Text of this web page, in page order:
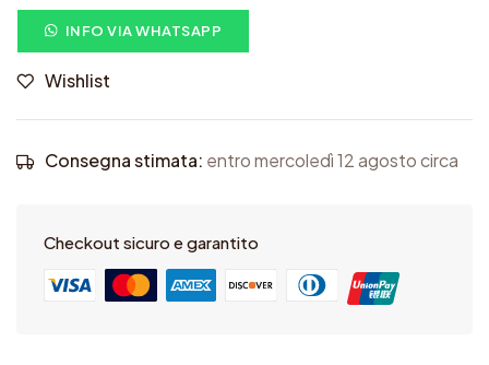
c
c
h
i
INFO VIA WHATSAPP
Wishlist
Consegna stimata: entro mercoledì 12 agosto circa
Checkout sicuro e garantito